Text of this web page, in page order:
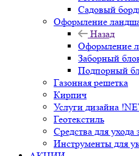
Садовый
Оформление
Назад
Оформление
Заборный
Подпорный
Газонная решетка
Кирпич
Услуги дизайна
Геотекстиль
Средства для ухода
Инструменты для